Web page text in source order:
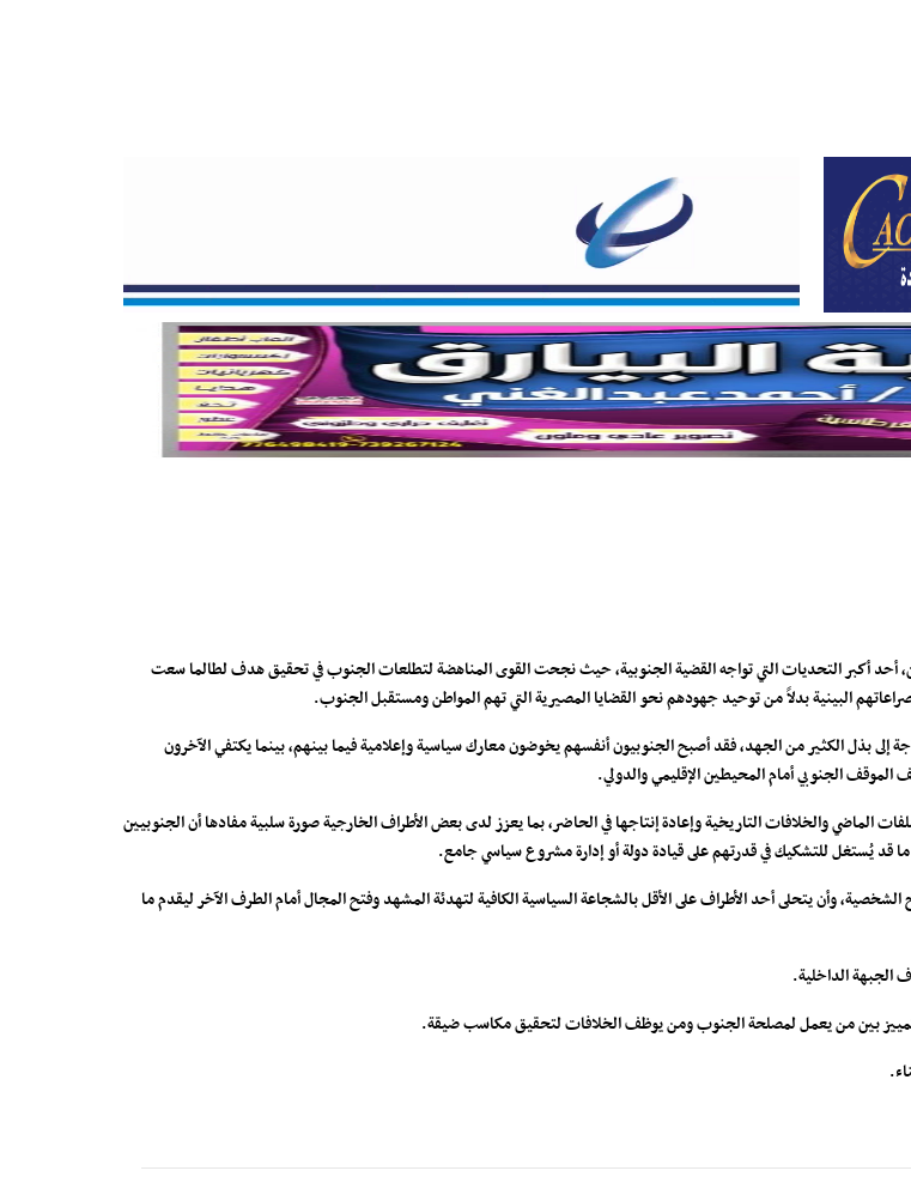
أحد أكبر التحديات التي تواجه القضية الجنوبية، حيث نجحت القوى المناهضة لتطلعات الجنوب في تحقيق هدف لطالما سعت
البينية بدلاً من توحيد جهودهم نحو القضايا المصيرية التي تهم المواطن ومستقبل الجنوب.
بذل الكثير من الجهد، فقد أصبح الجنوبيون أنفسهم يخوضون معارك سياسية وإعلامية فيما بينهم، بينما يكتفي الآخرون
الجنوبي أمام المحيطين الإقليمي والدولي.
الماضي والخلافات التاريخية وإعادة إنتاجها في الحاضر، بما يعزز لدى بعض الأطراف الخارجية صورة سلبية مفادها أن الجنوبيين
قد يُستغل للتشكيك في قدرتهم على قيادة دولة أو إدارة مشروع سياسي جامع.
وأن يتحلى أحد الأطراف على الأقل بالشجاعة السياسية الكافية لتهدئة المشهد وفتح المجال أمام الطرف الآخر ليقدم ما
الجبهة الداخلية.
والتمييز بين من يعمل لمصلحة الجنوب ومن يوظف الخلافات لتحقيق مكاسب ضيقة.